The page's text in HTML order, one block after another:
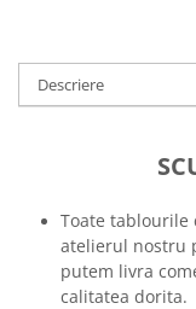
Tricouri cadou 20 ani
Tricouri cadou 30 ani
Tricouri cadou 50 ani
Tricouri motociclisti
Tricouri motociclisti
Tricouri enduro
Descriere
Toate tablourile
atelierul nostru
putem livra
calitatea dorita.